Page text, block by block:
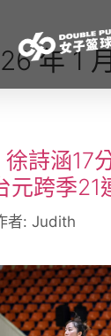
年 1
徐詩涵17
元跨季21
者: Judith